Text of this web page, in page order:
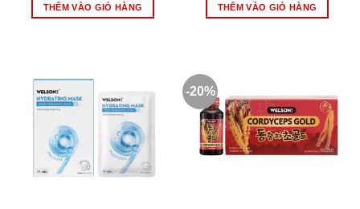
THÊM VÀO GIỎ HÀNG THÊM VÀO GIỎ HÀNG
-20%